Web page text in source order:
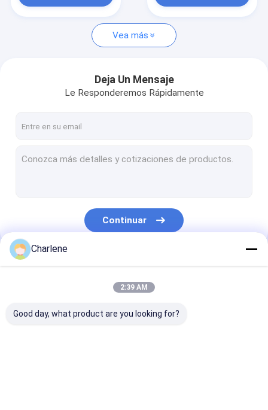
Transmisor video de FPV
Radio de malla IP
Transmisor video de COFDM
Vea más
Deja Un Mensaje
Le Responderemos Rápidamente
Continuar
Nuestras Categorías
Charlene
2:39 AM
Good day, what product are you looking for?